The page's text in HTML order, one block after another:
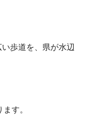
歩道を、県が水辺
す。